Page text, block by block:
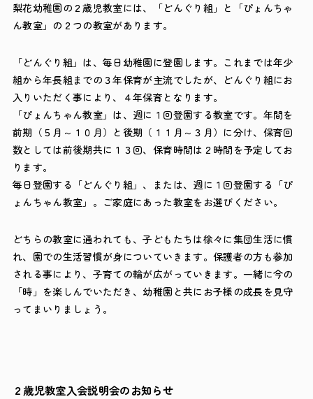
梨花幼稚園の２歳児教室には、「どんぐり組」と「ぴょんちゃ
ん教室」の２つの教室があります。
「どんぐり組」は、毎日幼稚園に登園します。これまでは年少
組から年長組までの３年保育が主流でしたが、どんぐり組にお
入りいただく事により、４年保育となります。
「ぴょんちゃん教室」は、週に１回登園する教室です。年間を
前期（５月～１０月）と後期（１１月～３月）に分け、保育回
数としては前後期共に１３回、保育時間は２時間を予定してお
ります。
毎日登園する「どんぐり組」、または、週に１回登園する「ぴ
ょんちゃん教室」。ご家庭にあった教室をお選びください。
どちらの教室に通われても、子どもたちは徐々に集団生活に慣
れ、園での生活習慣が身についていきます。保護者の方も参加
される事により、子育ての輪が広がっていきます。一緒に今の
「時」を楽しんでいただき、幼稚園と共にお子様の成長を見守
ってまいりましょう。
２歳児教室入会説明会のお知らせ